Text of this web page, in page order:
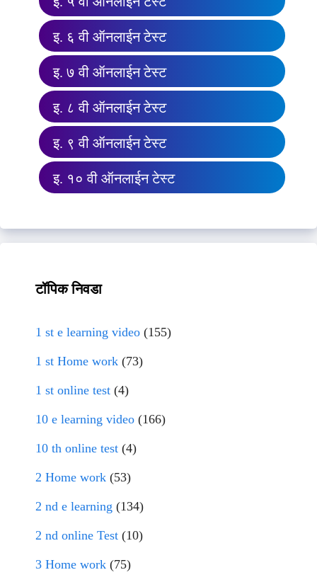
इ. ६ वी ऑनलाईन टेस्ट
इ. ७ वी ऑनलाईन टेस्ट
इ. ८ वी ऑनलाईन टेस्ट
इ. ९ वी ऑनलाईन टेस्ट
इ. १० वी ऑनलाईन टेस्ट
टॉपिक निवडा
1 st e learning video (155)
1 st Home work (73)
1 st online test (4)
10 e learning video (166)
10 th online test (4)
2 Home work (53)
2 nd e learning (134)
2 nd online Test (10)
3 Home work (75)